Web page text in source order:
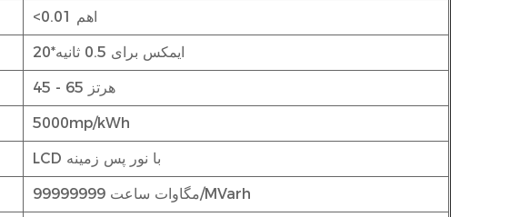
<0.01 اهم
20*ایمکس برای 0.5 ثانیه
45 - 65 هرتز
5000mp/kWh
LCD با نور پس زمینه
99999999 مگاوات ساعت/MVarh